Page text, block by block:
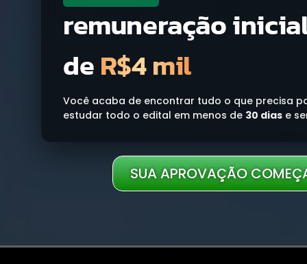
remuneração
deR$4 mil
Você acaba de encontrar tudo o que precisa
estudar todo o edital em menos de 30 dias e
SUA APROVAÇÃO